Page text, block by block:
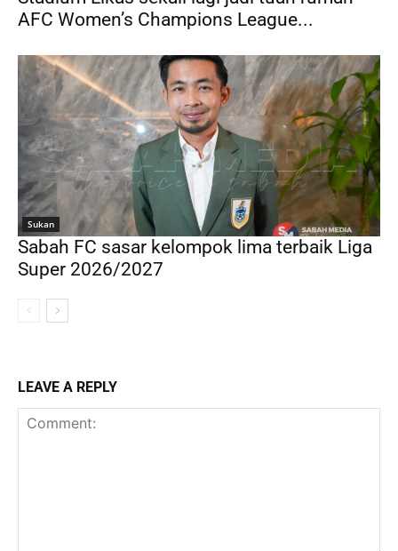
AFC Women’s Champions League...
Sukan
Sabah FC sasar kelompok lima terbaik Liga
Super 2026/2027
LEAVE A REPLY